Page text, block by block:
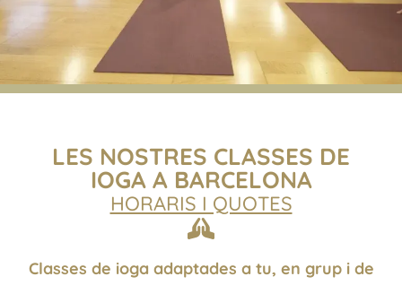
LES NOSTRES CLASSES DE
IOGA A BARCELONA
HORARIS I QUOTES
Classes de ioga adaptades a tu, en grup i de